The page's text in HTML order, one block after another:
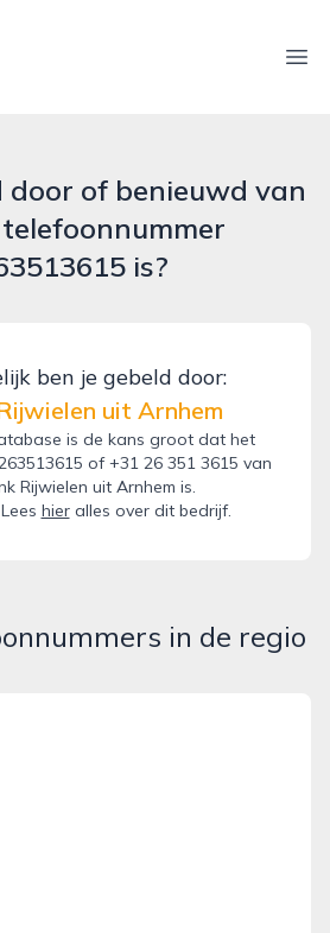
door of benieuwd van
is?
ben je gebeld door:
uit Arnhem
is de kans groot dat het
of +31 26 351 3615 van
Rijwielen uit Arnhem is.
hieralles over dit bedrijf.
in de regio